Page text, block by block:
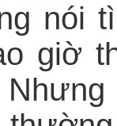
nói
giờ